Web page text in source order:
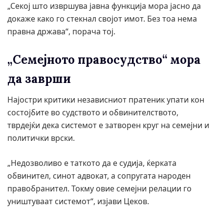
„Секој што извршува јавна функција мора јасно да
докаже како го стекнал својот имот. Без тоа нема
правна држава“, порача тој.
„Семејното правосудство“ мора
да заврши
Најостри критики независниот пратеник упати кон
состојбите во судството и обвинителството,
тврдејќи дека системот е затворен круг на семејни и
политички врски.
„Недозволиво е таткото да е судија, ќерката
обвинител, синот адвокат, а сопругата народен
правобранител. Токму овие семејни релации го
уништуваат системот“, изјави Цеков.